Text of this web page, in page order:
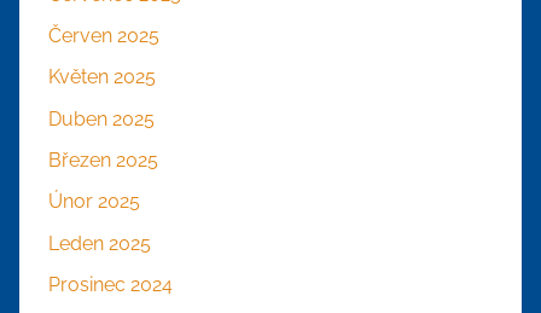
Červen 2025
Květen 2025
Duben 2025
Březen 2025
Únor 2025
Leden 2025
Prosinec 2024